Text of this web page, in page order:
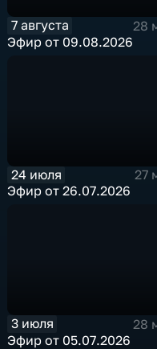
7 августа
28
Эфир от 09.08.2026
24 июля
27
Эфир от 26.07.2026
3 июля
28
Эфир от 05.07.2026